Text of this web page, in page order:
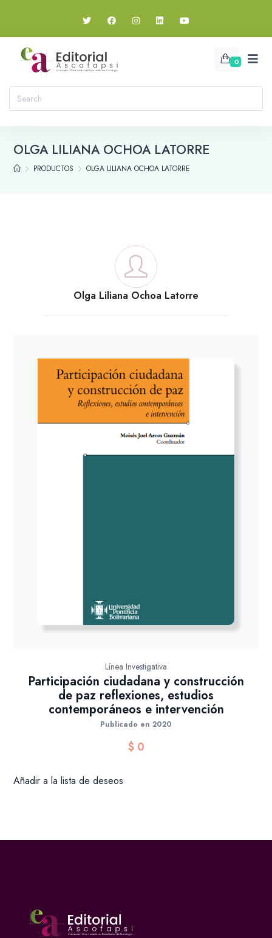
0
OLGA LILIANA OCHOA LATORRE
PRODUCTOS OLGA LILIANA OCHOA LATORRE
Olga Liliana Ochoa Latorre
Línea Investigativa
Participación ciudadana y construcción
de paz reflexiones, estudios
contemporáneos e intervención
Publicado en 2020
$0
Añadir a la lista de deseos